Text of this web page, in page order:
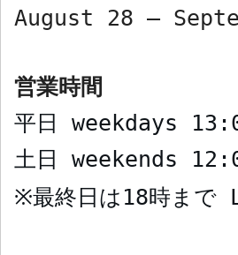
August 28 –
営業時間
平日 weekdays
土日 weekends
※最終日は 18時まで